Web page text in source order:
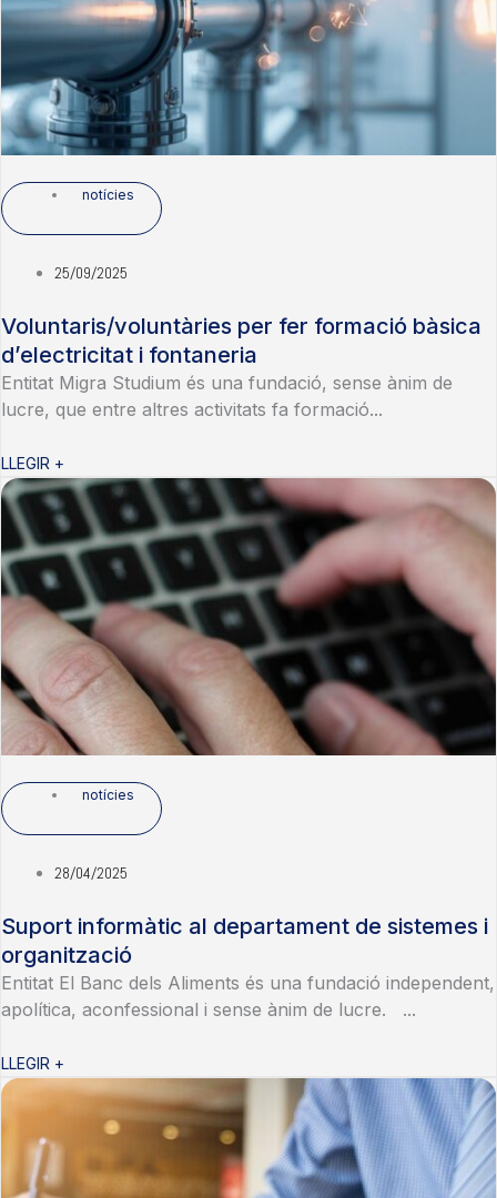
notícies
25/09/2025
Voluntaris/voluntàries per fer formació bàsica
d’electricitat i fontaneria
Entitat Migra Studium és una fundació, sense ànim de
lucre, que entre altres activitats fa formació...
LLEGIR +
notícies
28/04/2025
Suport informàtic al departament de sistemes i
organització
Entitat El Banc dels Aliments és una fundació independent,
apolítica, aconfessional i sense ànim de lucre. ...
LLEGIR +